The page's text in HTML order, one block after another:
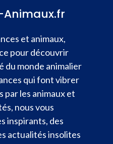
et animaux,
pour découvrir
du monde animalier
qui font vibrer
par les animaux et
nous vous
inspirants, des
actualités insolites